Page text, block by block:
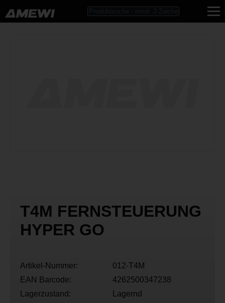
T4M FERNSTEUERUNG
HYPER GO
Artikel-Nummer:
012-T4M
EAN Barcode:
4262500347238
Lagerzustand:
Lagernd